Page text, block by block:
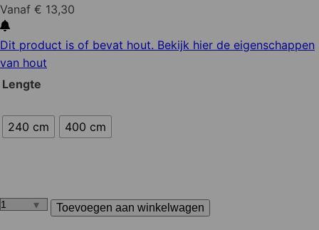
Vanaf € 13,30
Dit product is of bevat hout. Bekijk hier de eigenschappen
van hout
Lengte
240 cm 400 cm
Nobifix
Toevoegen aan winkelwagen